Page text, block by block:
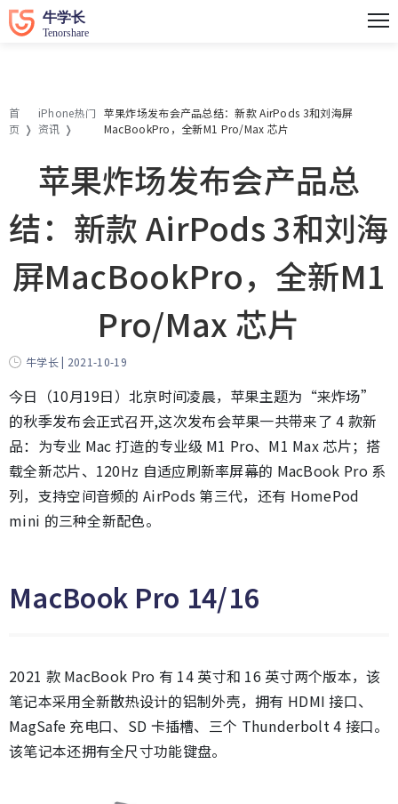
首
页
iPhone热门
资讯
苹果炸场发布会产品总结：新款 AirPods 3和刘海屏
MacBookPro，全新M1 Pro/Max 芯片
苹果炸场发布会产品总
结：新款 AirPods 3和刘海
屏MacBookPro，全新M1
Pro/Max 芯片
牛学长 | 2021-10-19
今日（10月19日）北京时间凌晨，苹果主题为“来炸场”
的秋季发布会正式召开,这次发布会苹果一共带来了 4 款新
品：为专业 Mac 打造的专业级 M1 Pro、M1 Max 芯片；搭
载全新芯片、120Hz 自适应刷新率屏幕的 MacBook Pro 系
列，支持空间音频的 AirPods 第三代，还有 HomePod
mini 的三种全新配色。
MacBook Pro 14/16
2021 款 MacBook Pro 有 14 英寸和 16 英寸两个版本，该
笔记本采用全新散热设计的铝制外壳，拥有 HDMI 接口、
MagSafe 充电口、SD 卡插槽、三个 Thunderbolt 4 接口。
该笔记本还拥有全尺寸功能键盘。